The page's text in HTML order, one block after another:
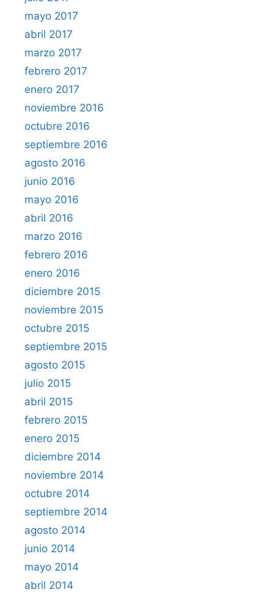
mayo 2017
abril 2017
marzo 2017
febrero 2017
enero 2017
noviembre 2016
octubre 2016
septiembre 2016
agosto 2016
junio 2016
mayo 2016
abril 2016
marzo 2016
febrero 2016
enero 2016
diciembre 2015
noviembre 2015
octubre 2015
septiembre 2015
agosto 2015
julio 2015
abril 2015
febrero 2015
enero 2015
diciembre 2014
noviembre 2014
octubre 2014
septiembre 2014
agosto 2014
junio 2014
mayo 2014
abril 2014